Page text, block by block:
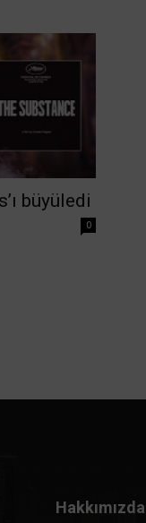
büyüledi
0
Hakkımızda